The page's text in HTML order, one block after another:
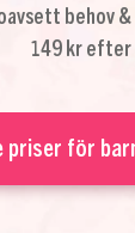
behov
149 kr efter
priser för